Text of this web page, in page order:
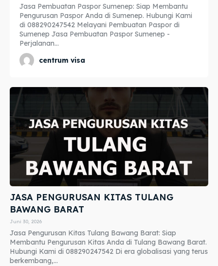
Blog
Blog
Jasa Pembuatan Paspor Sumenep: Siap Membantu
Pengurusan Paspor Anda di Sumenep. Hubungi Kami
di 088290247542 Melayani Pembuatan Paspor di
Sumenep Jasa Pembuatan Paspor Sumenep -
Perjalanan...
centrum visa
JASA PENGURUSAN KITAS TULANG
BAWANG BARAT
Juni 30, 2026
Jasa Pengurusan Kitas Tulang Bawang Barat: Siap
Membantu Pengurusan Kitas Anda di Tulang Bawang Barat.
Hubungi Kami di 088290247542 Di era globalisasi yang terus
berkembang,...